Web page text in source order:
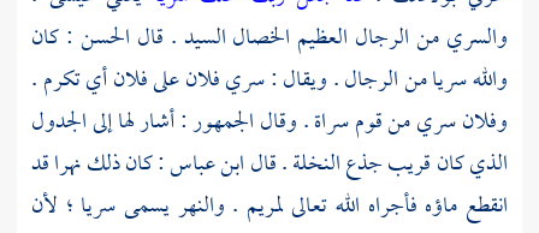
والسري من الرجال العظيم الخصال السيد . قال الحسن : كان
والله سريا من الرجال . ويقال : سري فلان على فلان أي تكرم .
وفلان سري من قوم سراة . وقال الجمهور : أشار لها إلى الجدول
الذي كان قريب جذع النخلة . قالابن عباس: كان ذلك نهرا قد
انقطع ماؤه فأجراه الله تعالىلمريم . والنهر يسمى سريا ؛ لأن